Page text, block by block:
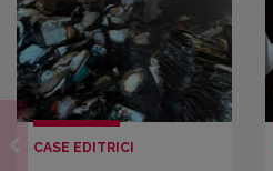
CASE EDITRICI